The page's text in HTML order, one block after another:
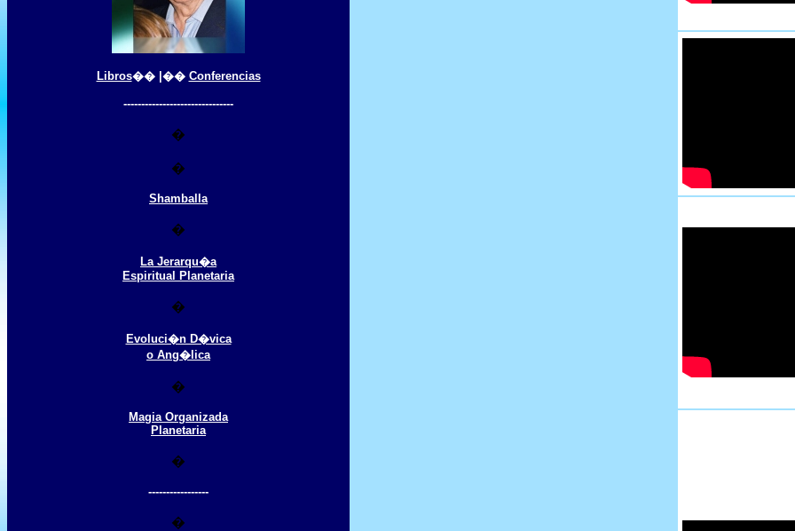
Libros�� |�� Conferencias
-------------------------------
�
�
Shamballa
�
La Jerarqu�a
Espiritual Planetaria
�
Evoluci�n D�vica
o Ang�lica
�
Magia Organizada
Planetaria
�
-----------------
�